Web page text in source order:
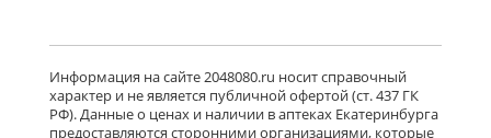
Кларотадин (таблетки 10 мг N7)
Акрихин ХФК ОАО - Россия
Московская область, Нагинский р-н,
Старая Купавна
Информация на сайте 2048080.ru носит справочный
характер и не является публичной офертой (ст. 437 ГК
РФ). Данные о ценах и наличии в аптеках Екатеринбурга
предоставляются сторонними организациями, которые